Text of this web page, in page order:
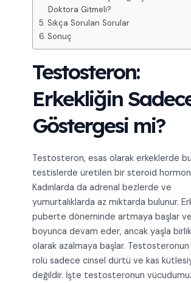
Doktora Gitmeli?
Sıkça Sorulan Sorular
Sonuç
Testosteron:
Erkekliğin
Göstergesi mi?
Testosteron, esas olarak erkeklerde
testislerde üretilen bir steroid
Kadınlarda da adrenal bezlerde ve
yumurtalıklarda az miktarda bulunur.
puberte döneminde artmaya başlar
boyunca devam eder, ancak yaşla
olarak azalmaya başlar.
rolü sadece cinsel dürtü ve kas
değildir. İşte testosteronun